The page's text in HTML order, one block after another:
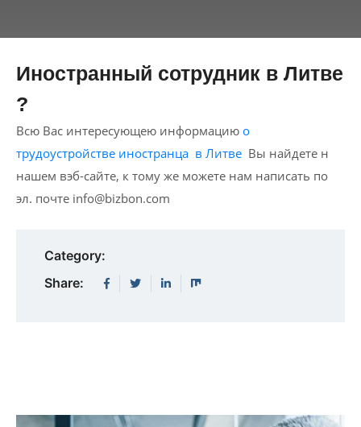
Иностранный сотрудник в Литве
?
Всю Вас интересующею информацию о
трудоустройстве иностранца в Литве Вы найдете н
нашем вэб-сайте, к тому же можете нам написать по
эл. почте info@bizbon.com
Category:
Share: